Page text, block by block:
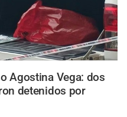
Agostina Vega: dos
detenidos por